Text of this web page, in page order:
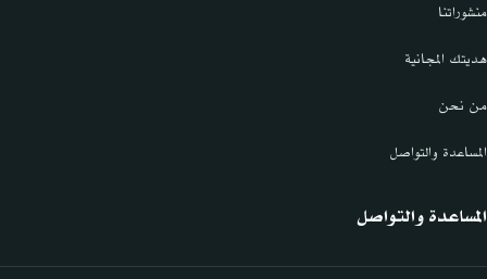
منشوراتنا
هديتك المجانية
من نحن
المساعدة والتواصل
المساعدة والتواصل